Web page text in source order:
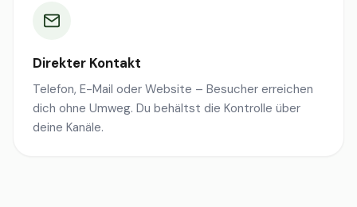
Direkter Kontakt
Telefon, E-Mail oder Website – Besucher erreichen
dich ohne Umweg. Du behältst die Kontrolle über
deine Kanäle.